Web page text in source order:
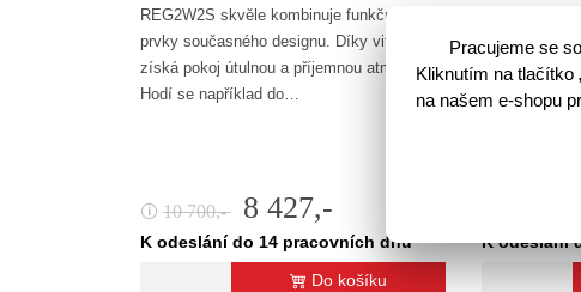
REG2W2S skvěle kombinuje funkčnost s
prvky současného designu. Díky vitríně
získá pokoj útulnou a příjemnou atmosféru.
Hodí se například do…
🛈 10 700,- 8 427,-
K odeslání do 14 pracovních dnů
Do košíku
Pak máme
KASPIAN
spoustu
K odeslání
Pracujeme se
Kliknutím na
na našem e-shopu